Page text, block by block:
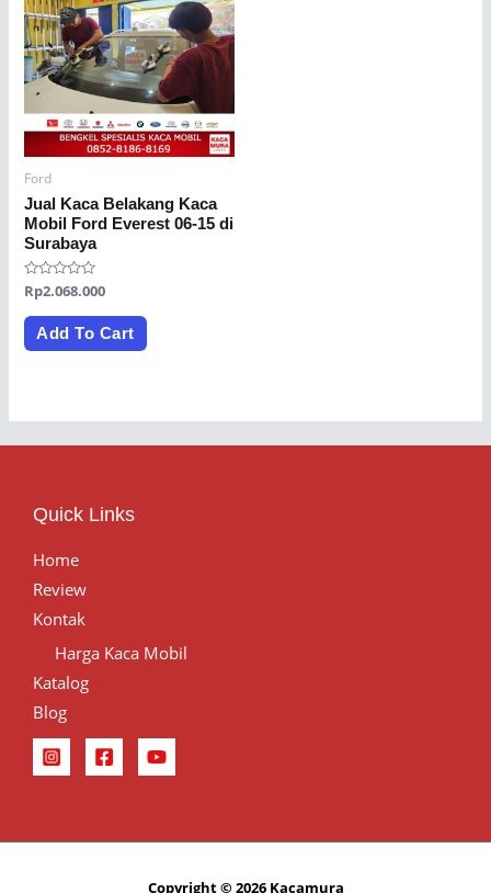
Ford
Jual Kaca Belakang Kaca
Mobil Ford Everest 06-15 di
Surabaya
Rated
0
out
Rp2.068.000
Add To Cart
Quick Links
Home
Review
Kontak
Harga Kaca Mobil
Katalog
Blog
Copyright © 2026 Kacamura